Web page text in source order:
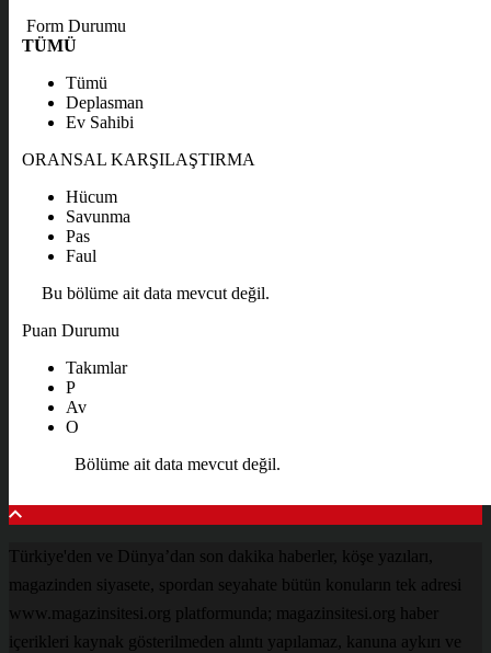
Form Durumu
TÜMÜ
Tümü
Deplasman
Ev Sahibi
ORANSAL KARŞILAŞTIRMA
Hücum
Savunma
Pas
Faul
Bu bölüme ait data mevcut değil.
Puan Durumu
Takımlar
P
Av
O
Bölüme ait data mevcut değil.
Türkiye'den ve Dünya’dan son dakika haberler, köşe yazıları,
magazinden siyasete, spordan seyahate bütün konuların tek adresi
www.magazinsitesi.org platformunda; magazinsitesi.org haber
içerikleri kaynak gösterilmeden alıntı yapılamaz, kanuna aykırı ve